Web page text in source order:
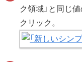
ク領域」と同じ
クリック。